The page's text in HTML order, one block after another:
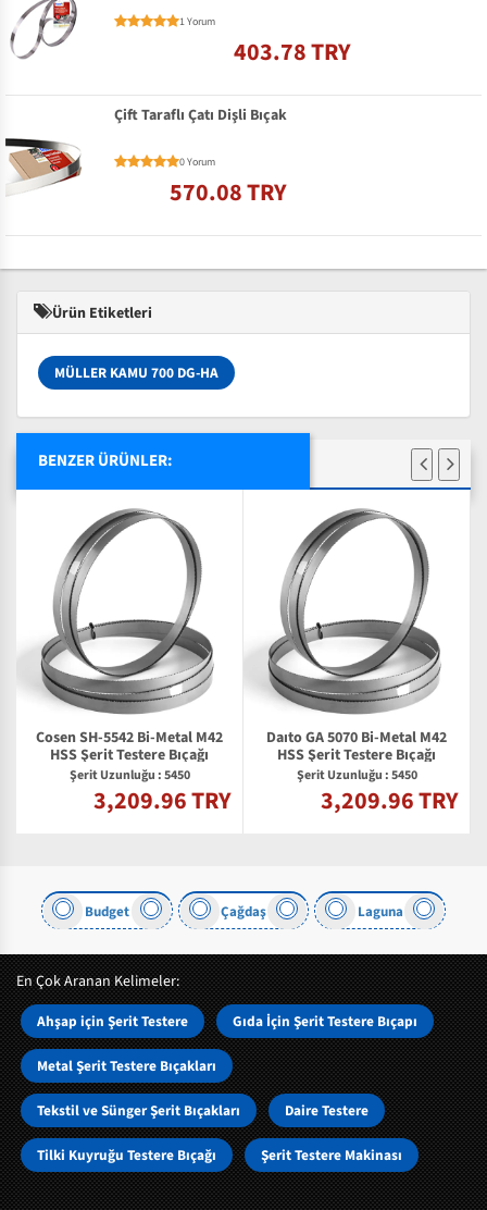
1 Yorum
403.78 TRY
Çift Taraflı Çatı Dişli Bıçak
0 Yorum
570.08 TRY
Ürün Etiketleri
MÜLLER KAMU 700 DG-HA
BENZER ÜRÜNLER:
Cosen SH-5542 Bi-Metal M42
HSS Şerit Testere Bıçağı
Şerit Uzunluğu : 5450
3,209.96 TRY
Daıto GA 5070 Bi-Metal M42
HSS Şerit Testere Bıçağı
Şerit Uzunluğu : 5450
3,209.96 TRY
Budget Çağdaş Laguna
En Çok Aranan Kelimeler:
Ahşap için Şerit Testere Gıda İçin Şerit Testere Bıçapı
Metal Şerit Testere Bıçakları
Tekstil ve Sünger Şerit Bıçakları Daire Testere
Tilki Kuyruğu Testere Bıçağı Şerit Testere Makinası